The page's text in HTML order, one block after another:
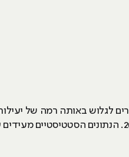
מיליון אנשים עם מוגבלות, מתוכם כ- 751 אלף אנשים בגילאי